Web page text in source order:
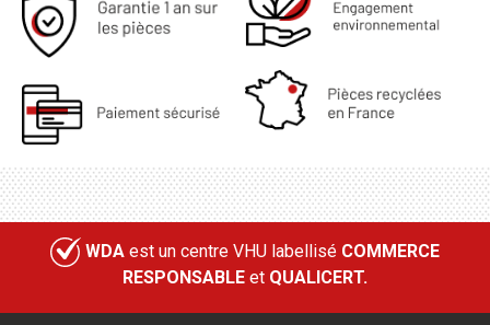
WDA est un centre VHU labellisé COMMERCE
RESPONSABLE et QUALICERT.